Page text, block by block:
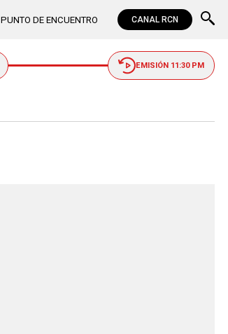
PUNTO DE ENCUENTRO CANAL RCN
EMISIÓN 11:30 PM